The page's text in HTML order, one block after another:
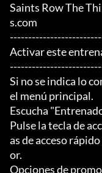
Saints Row The
s.com
Activar este
Si no se indica lo
el menú principal.
Escucha
Pulse la tecla de
as de acceso
or.
Opciones de